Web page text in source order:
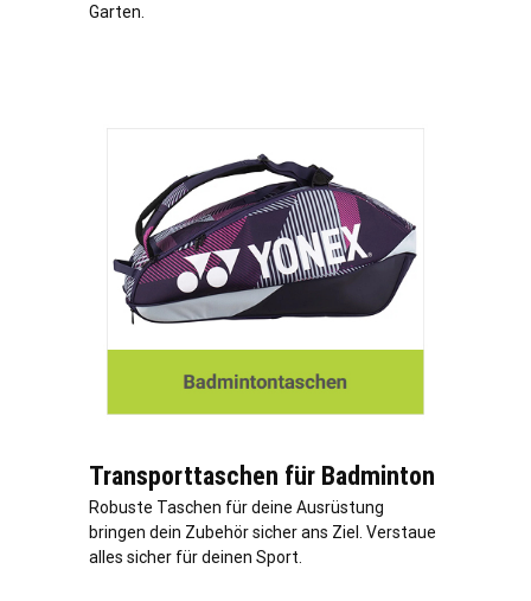
Garten.
Transporttaschen für Badminton
Robuste Taschen für deine Ausrüstung
bringen dein Zubehör sicher ans Ziel. Verstaue
alles sicher für deinen Sport.